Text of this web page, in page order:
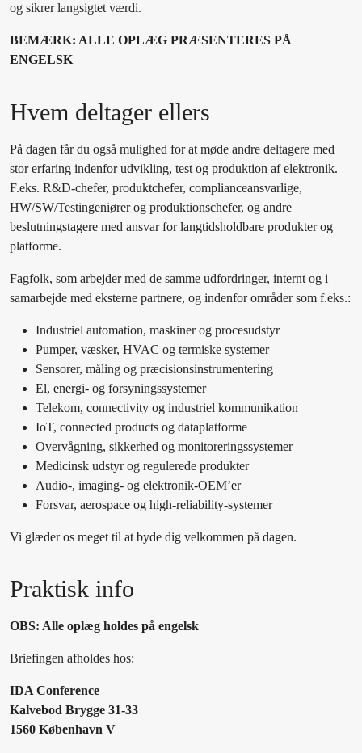
og sikrer langsigtet værdi.
BEMÆRK: ALLE OPLÆG PRÆSENTERES PÅ
ENGELSK
Hvem deltager ellers
På dagen får du også mulighed for at møde andre deltagere med
stor erfaring indenfor udvikling, test og produktion af elektronik.
F.eks. R&D-chefer, produktchefer, complianceansvarlige,
HW/SW/Testingeniører og produktionschefer, og andre
beslutningstagere med ansvar for langtidsholdbare produkter og
platforme.
Fagfolk, som arbejder med de samme udfordringer, internt og i
samarbejde med eksterne partnere, og indenfor områder som f.eks.:
Industriel automation, maskiner og procesudstyr
Pumper, væsker, HVAC og termiske systemer
Sensorer, måling og præcisionsinstrumentering
El, energi- og forsyningssystemer
Telekom, connectivity og industriel kommunikation
IoT, connected products og dataplatforme
Overvågning, sikkerhed og monitoreringssystemer
Medicinsk udstyr og regulerede produkter
Audio-, imaging- og elektronik-OEM’er
Forsvar, aerospace og high-reliability-systemer
Vi glæder os meget til at byde dig velkommen på dagen.
Praktisk info
OBS: Alle oplæg holdes på engelsk
Briefingen afholdes hos:
IDA Conference
Kalvebod Brygge 31-33
1560 København V